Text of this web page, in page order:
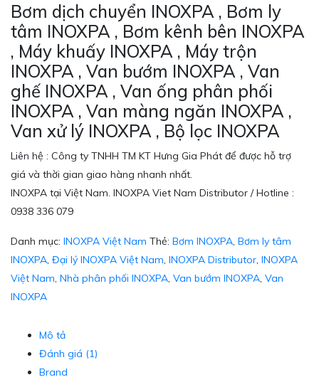
Bơm dịch chuyển INOXPA , Bơm ly
tâm INOXPA , Bơm kênh bên INOXPA
, Máy khuấy INOXPA , Máy trộn
INOXPA , Van bướm INOXPA , Van
ghế INOXPA , Van ống phân phối
INOXPA , Van màng ngăn INOXPA ,
Van xử lý INOXPA , Bộ lọc INOXPA
Liên hệ : Công ty TNHH TM KT Hưng Gia Phát để được hỗ trợ
giá và thời gian giao hàng nhanh nhất.
INOXPA tại Việt Nam. INOXPA Viet Nam Distributor / Hotline :
0938 336 079
Danh mục: INOXPA Việt Nam Thẻ: Bơm INOXPA, Bơm ly tâm
INOXPA, Đại lý INOXPA Việt Nam, INOXPA Distributor, INOXPA
Việt Nam, Nhà phân phối INOXPA, Van bướm INOXPA, Van
INOXPA
Mô tả
Đánh giá (1)
Brand